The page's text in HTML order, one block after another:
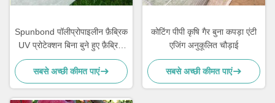
Spunbond पॉलीप्रोपाइलीन फ़ैब्रिक
UV प्रोटेक्शन बिना बुने हुए फ़ैब्रिक
रोल
सबसे अच्छी कीमत पाएं
कोटिंग पीपी कृषि गैर बुना कपड़ा एंटी
एजिंग अनुकूलित चौड़ाई
सबसे अच्छी कीमत पाएं